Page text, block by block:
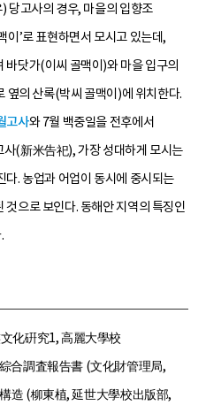
당고사의 경우, 마을의 입향조
’로 표현하면서 모시고 있는데,
바닷가(이씨 골맥이)와 마을 입구의
옆의 산록(박씨 골맥이)에 위치한다.
고사와 7월 백중일을 전후에서
사(新米告祀), 가장 성대하게 모시는
다. 농업과 어업이 동시에 중시되는
으로 보인다. 동해안 지역의 특징인
化硏究1, 高麗大學校
合調査報告書 (文化財管理局,
造 (柳東植, 延世大學校出版部,